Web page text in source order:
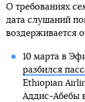
О требованиях
дата слушаний
воздерживается
10 марта в
разбился
Ethiopian
Аддис-Абебы